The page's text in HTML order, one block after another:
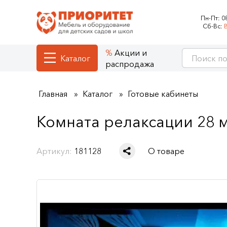
Пн-Пт:
Сб-Вс:
Каталог
Акции и
распродажа
Главная Каталог Готовые кабинеты
Комната релаксации 28
Артикул: 181128 О товаре